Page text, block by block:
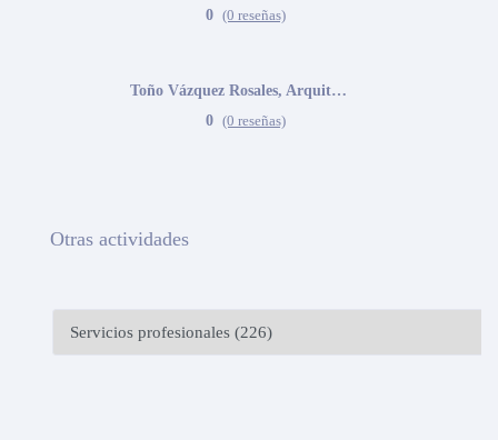
0 (0 reseñas)
Toño Vázquez Rosales, Arquitecto
0 (0 reseñas)
Otras actividades